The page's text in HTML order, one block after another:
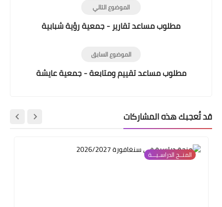
الموضوع التالي
مطلوب مساعد تقارير - جمعية رؤية شبابية
الموضوع السابق
مطلوب مساعد تقييم ومتابعة - جمعية عايشة
قد تُعجبك هذه المشاركات
المنــح الدراسـيـــة